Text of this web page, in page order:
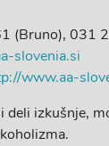
(Bruno), 031
slovenia.si
www.aa-
deli izkušnje,